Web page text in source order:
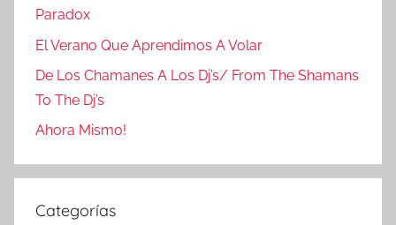
Paradox
El Verano Que Aprendimos A Volar
De Los Chamanes A Los Dj’s/ From The Shamans
To The Dj’s
Ahora Mismo!
Categorías